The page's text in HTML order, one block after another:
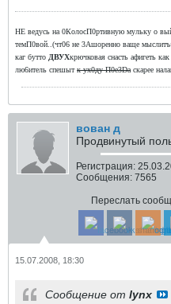
НЕ ведусь на 0КолосП0ртивную мульку о
темП0вой..(чт06 не 3Ашоренно ваще
каг бутто ДВУХкрючковая снасть афигеть
лю6итель спешытк ух0ду П0е3Dа скарее
вован д
Продвинутый
Регистрация:
Сообщения: 7565
Переслать
15.07.2008, 18:30
Сообщение от lynx